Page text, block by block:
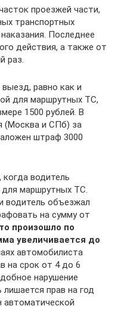
проезжей части,
транспортных
Последнее
действия, а также от
раз.
равно как и
для маршрутных ТС,
1500 рублей. В
(Москва и СПб) за
штраф 3000
водитель
маршрутных ТС.
водитель объезжал
на сумму от
произошло по
увеличивается до
автомобилиста
на срок от 4 до 6
нарушение
прав на год
автоматической